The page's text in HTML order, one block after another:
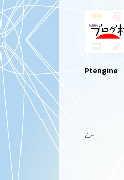
Ptengine
-